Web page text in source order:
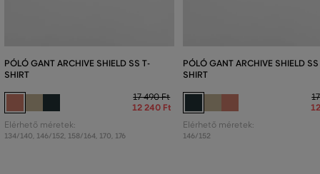
PÓLÓ GANT ARCHIVE SHIELD SS T-
SHIRT
17 490 Ft
12 240 Ft
Elérhető méretek:
134/140, 146/152, 158/164, 170, 176
PÓLÓ GANT ARCHIVE SHIELD
SHIRT
Elérhető méretek:
146/152